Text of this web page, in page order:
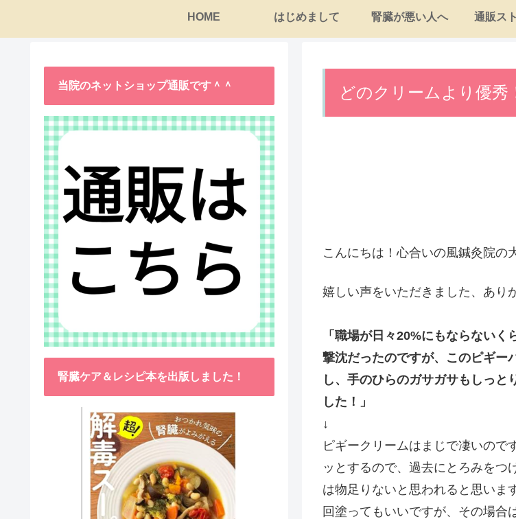
HOME はじめまして 腎臓が悪い人へ 通販ス
どのクリームより優
こんにちは！心合いの風鍼灸院の
嬉しい声をいただきました、あり
「職場が日々20%にもならない
撃沈だったのですが、このピギー
し、手のひらのガサガサもしっと
した！」
↓
ピギークリームはまじで凄いので
ッとするので、過去にとろみをつ
は物足りないと思われると思いま
回塗ってもいいですが、その場合
当院のネットショップ通販です＾＾
腎臓ケア＆レシピ本を出版しました！